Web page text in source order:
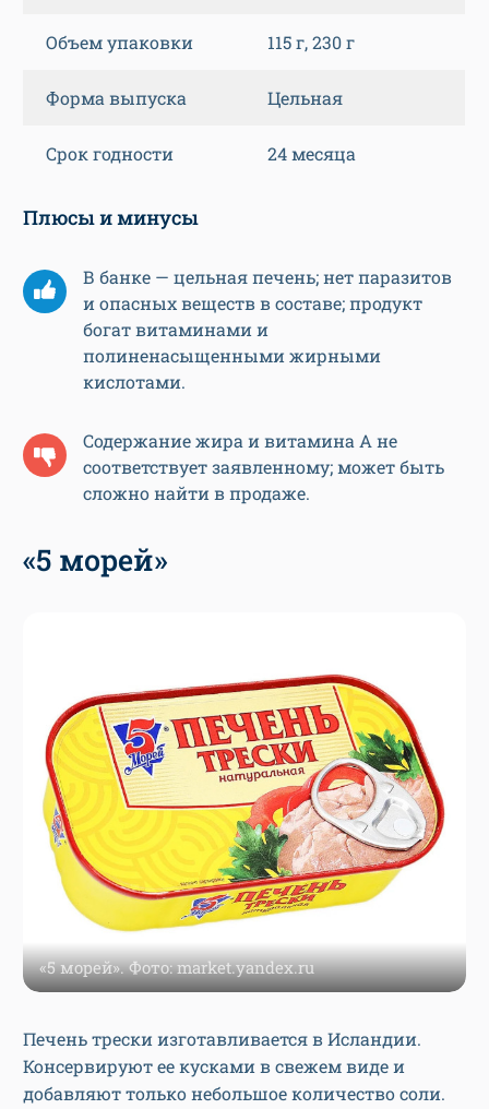
Объем упаковки 115 г, 230 г
Форма выпуска Цельная
Срок годности 24 месяца
Плюсы и минусы
В банке — цельная печень; нет паразитов
и опасных веществ в составе; продукт
богат витаминами и
полиненасыщенными жирными
кислотами.
Содержание жира и витамина А не
соответствует заявленному; может быть
сложно найти в продаже.
«5 морей»
«5 морей». Фото: market.yandex.ru
Печень трески изготавливается в Исландии.
Консервируют ее кусками в свежем виде и
добавляют только небольшое количество соли.